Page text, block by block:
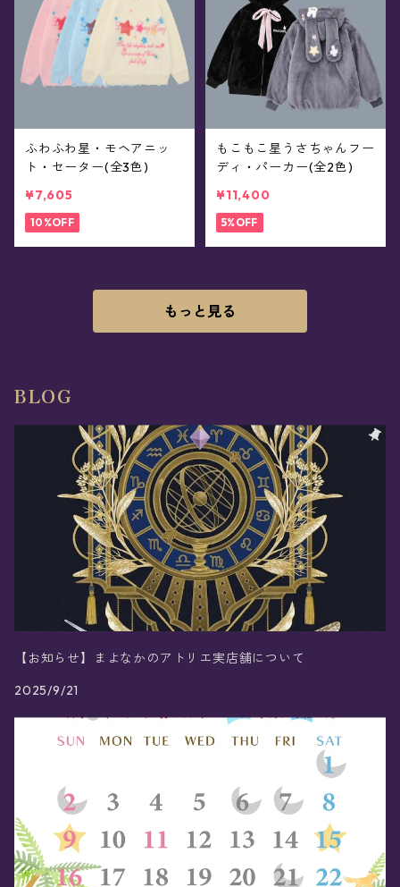
ふわふわ星・モヘアニッ
ト・セーター(全3色)
¥7,605
10%OFF
もこもこ星うさちゃんフー
ディ・パーカー(全2色)
¥11,400
5%OFF
もっと見る
BLOG
【お知らせ】まよなかのアトリエ実店舗について
2025/9/21